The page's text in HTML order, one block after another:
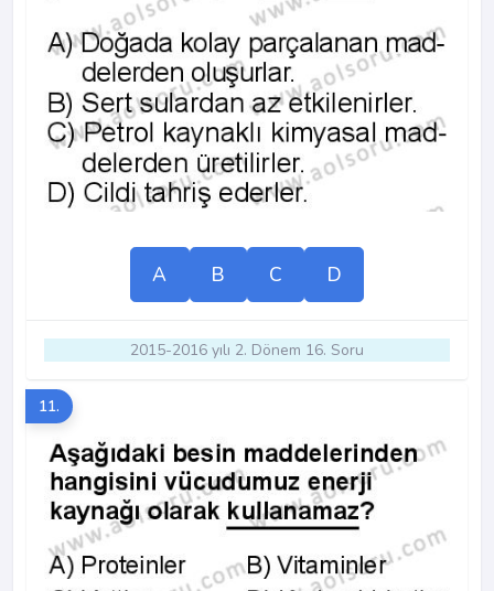
A B C D
2015-2016 yılı 2. Dönem 16. Soru
11.